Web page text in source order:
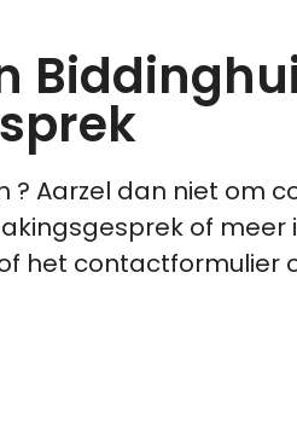
? Aarzel dan niet
of
het contactformulier